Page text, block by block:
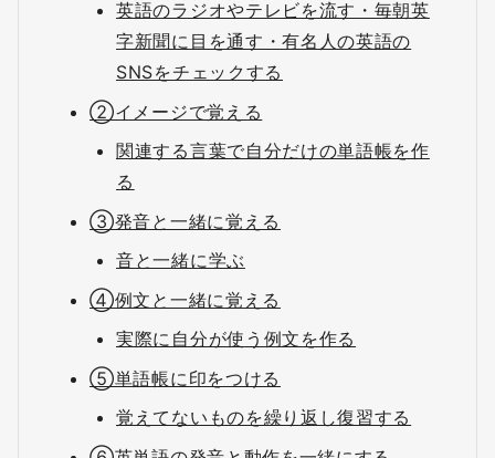
英語のラジオやテレビを流す・毎朝英
字新聞に目を通す・有名人の英語の
SNSをチェックする
②イメージで覚える
関連する言葉で自分だけの単語帳を作
る
③発音と一緒に覚える
音と一緒に学ぶ
④例文と一緒に覚える
実際に自分が使う例文を作る
⑤単語帳に印をつける
覚えてないものを繰り返し復習する